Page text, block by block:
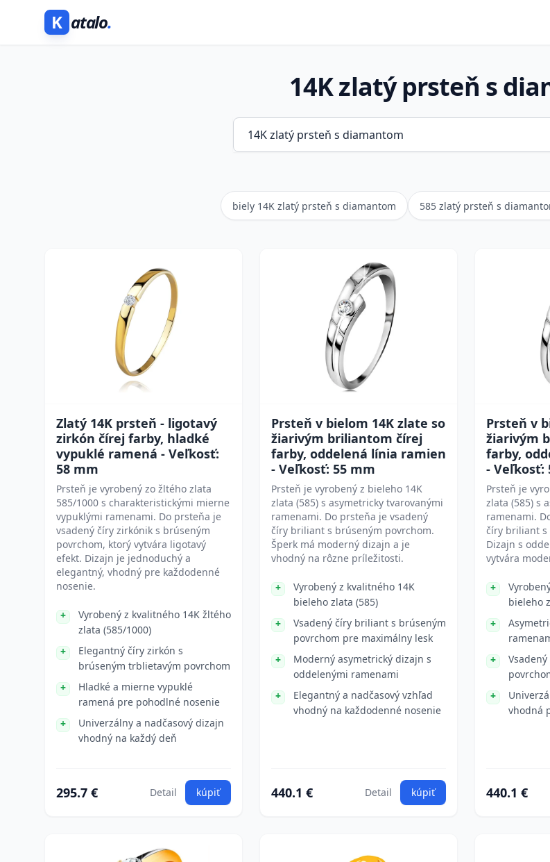
K atalo.
14K zlatý prsteň s
biely 14K zlatý prsteň s diamantom 585 zlatý prsteň s
Zlatý 14K prsteň - ligotavý
zirkón čírej farby, hladké
vypuklé ramená - Veľkosť:
58 mm
Prsteň je vyrobený zo žltého zlata
585/1000 s charakteristickými mierne
vypuklými ramenami. Do prsteňa je
vsadený číry zirkónik s brúseným
povrchom, ktorý vytvára ligotavý
efekt. Dizajn je jednoduchý a
elegantný, vhodný pre každodenné
nosenie.
Vyrobený z kvalitného 14K žltého
zlata (585/1000)
Elegantný číry zirkón s
brúseným trblietavým povrchom
Hladké a mierne vypuklé
ramená pre pohodlné nosenie
Univerzálny a nadčasový dizajn
vhodný na každý deň
295.7 € Detail kúpiť
Prsteň v bielom 14K zlate so
žiarivým briliantom čírej
farby, oddelená línia ramien
- Veľkosť: 55 mm
Prsteň je vyrobený z bieleho 14K
zlata (585) s asymetricky tvarovanými
ramenami. Do prsteňa je vsadený
číry briliant s brúseným povrchom.
Šperk má moderný dizajn a je
vhodný na rôzne príležitosti.
Vyrobený z kvalitného 14K
bieleho zlata (585)
Vsadený číry briliant s brúseným
povrchom pre maximálny lesk
Moderný asymetrický dizajn s
oddelenými ramenami
Elegantný a nadčasový vzhľad
vhodný na každodenné nosenie
440.1 € Detail kúpiť
Prsteň v
žiarivým
farby,
- Veľkosť:
Prsteň je
zlata (585) s
ramenami.
číry briliant s
Dizajn s
vytvára
bieleho
vhodná
440.1 €